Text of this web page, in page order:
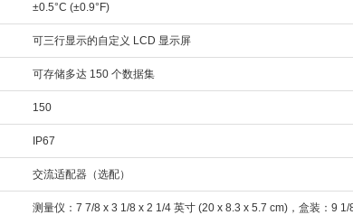
±0.5°C (±0.9°F)
可三行显示的自定义 LCD 显示屏
可存储多达 150 个数据集
150
IP67
交流适配器（选配）
测量仪：7 7/8 x 3 1/8 x 2 1/4 英寸 (20 x 8.3 x 5.7 cm)，盒装：9